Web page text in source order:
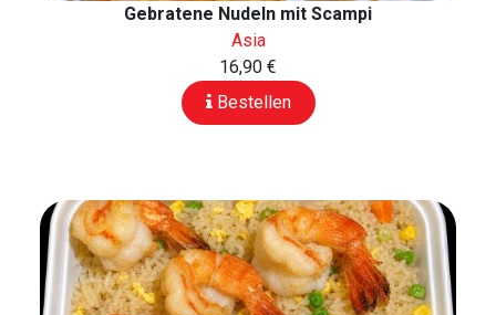
Gebratene Nudeln mit Scampi
Asia
16,90 €
Bestellen